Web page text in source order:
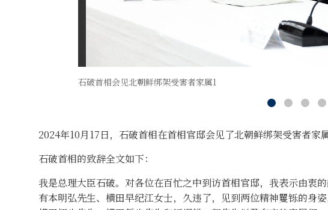
石破首相会见北朝鲜绑架受害者家属1
2024年10月17日，石破首相在首相官邸会见了北朝鲜绑架受害者家属
石破首相的致辞全文如下：
我是总理大臣石破。对各位在百忙之中到访首相官邸，我表示由衷的
有本明弘先生、横田早纪江女士，久违了，见到两位精神矍铄的身姿